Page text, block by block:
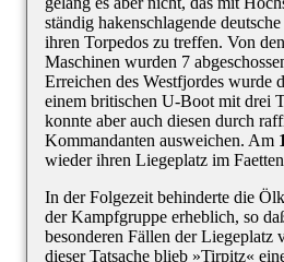
ständig hakenschlagende
ihren Torpedos zu treffen. Von
Maschinen wurden 7
Erreichen des Westfjordes wurde
einem britischen U-Boot mit drei
konnte aber auch diesen durch
Kommandanten ausweichen. Am
wieder ihren Liegeplatz im
In der Folgezeit behinderte die
der Kampfgruppe erheblich, so
besonderen Fällen der Liegeplatz
dieser Tatsache blieb »Tirpitz«